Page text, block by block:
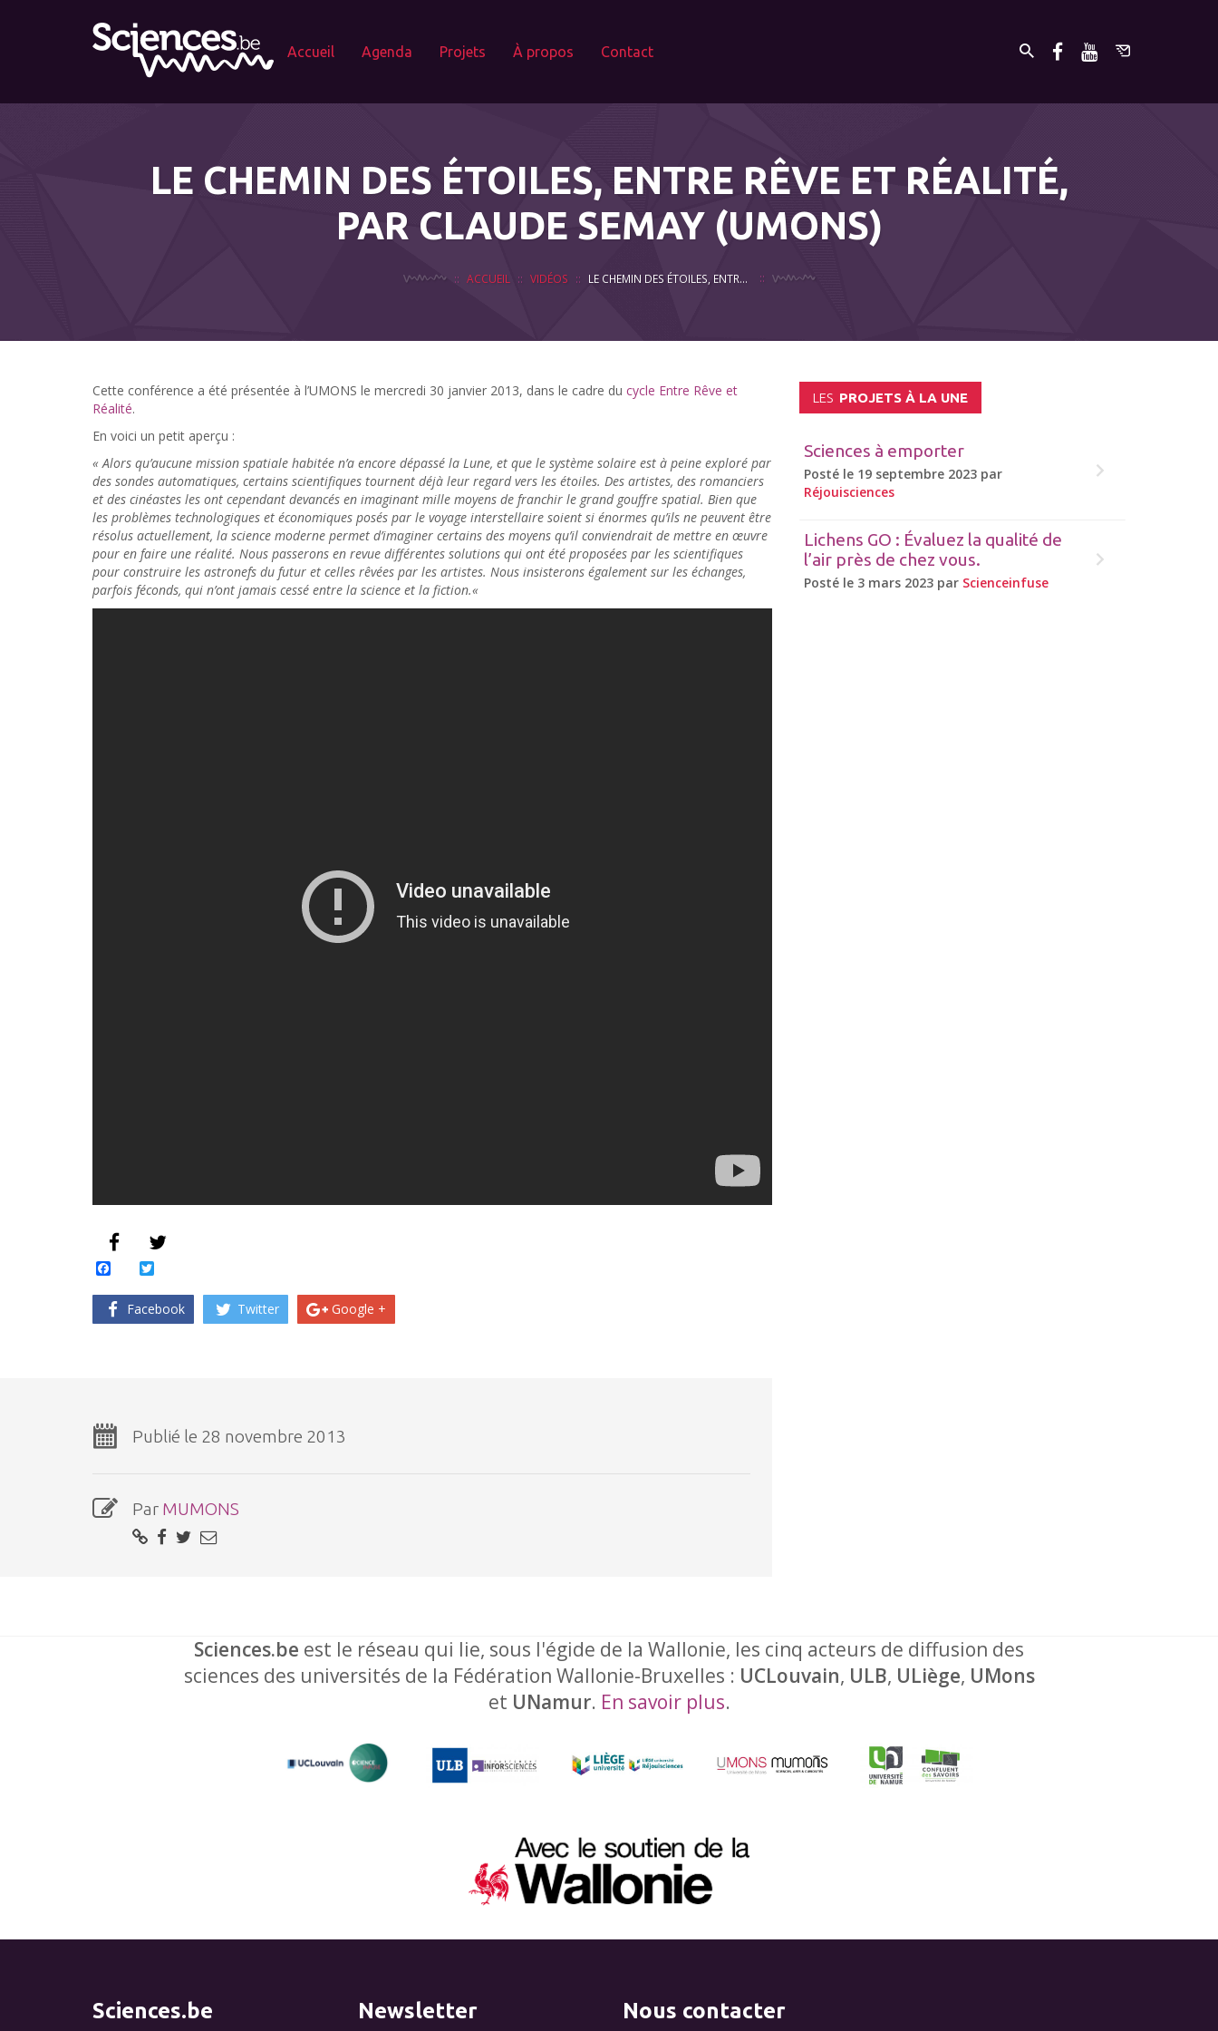
Accueil Agenda Projets À propos Contact
LE CHEMIN DES ÉTOILES, ENTRE RÊVE ET RÉALITÉ,
PAR CLAUDE SEMAY (UMONS)
ACCUEIL VIDÉOS LE CHEMIN DES ÉTOILES, ENTRE RÊVE ET RÉALITÉ, PAR CLAUDE SEMAY (UMONS)
Cette con­férence a été présentée à l’UMONS le mercredi 30 janvier 2013, dans le cadre du cycle Entre Rêve et
Réalité.
En voici un petit aperçu :
« Alors qu’aucune mission spatiale habitée n’a encore dépassé la Lune, et que le système solaire est à peine exploré par
des sondes automatiques, certains scientifiques tournent déjà leur regard vers les étoiles. Des artistes, des romanciers
et des cinéastes les ont cependant devancés en imaginant mille moyens de franchir le grand gouffre spatial. Bien que
les problèmes technologiques et économiques posés par le voyage interstellaire soient si énormes qu’ils ne peuvent être
résolus actuellement, la science moderne permet d’imaginer certains des moyens qu’il conviendrait de mettre en œuvre
pour en faire une réalité. Nous passerons en revue différentes solutions qui ont été proposées par les scientifiques
pour construire les astronefs du futur et celles rêvées par les artistes. Nous insisterons également sur les échanges,
parfois féconds, qui n’ont jamais cessé entre la science et la fiction.«
Facebook
Facebook Twitter Google +
Publié le 28 novembre 2013
Par MUMONS
LES PROJETS À LA UNE
Sciences à emporter
Posté le 19 septembre 2023 par
Réjouisciences
Lichens GO : Évaluez la qualité de
l’air près de chez vous.
Posté le 3 mars 2023 par Scienceinfuse
Sciences.be est le réseau qui lie, sous l'égide de la Wallonie, les cinq acteurs de diffusion des
sciences des universités de la Fédération Wallonie-Bruxelles : UCLouvain, ULB, ULiège, UMons
et UNamur. En savoir plus.
Sciences.be Newsletter Nous contacter